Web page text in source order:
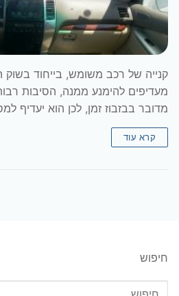
קנייה של רכב משומש, בייחוד בשוק
מעדיפים להימנע ממנה, הסיבות
מדובר בבזבוז זמן, לכן הוא יעדיף
קרא עוד
חיפוש
חפש: